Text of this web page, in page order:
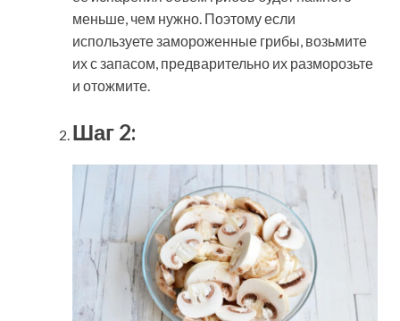
меньше, чем нужно. Поэтому если
используете замороженные грибы, возьмите
их с запасом, предварительно их разморозьте
и отожмите.
Шаг 2: